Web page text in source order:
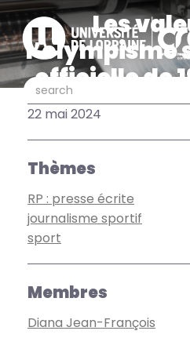
Aller
au
contenu
principal
Search
search
Les
l’olympisme
officielle de
François
22 mai 2024
Thèmes
RP : presse écrite
journalisme sportif
sport
Membres
Diana Jean-François